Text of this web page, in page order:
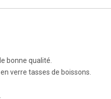
bonne qualité.
verre tasses de boissons.